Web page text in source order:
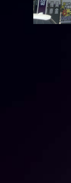
雲科
合法